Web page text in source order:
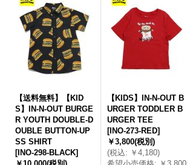
【送料無料】【KID
S】IN-N-OUT BURGE
R YOUTH DOUBLE-D
OUBLE BUTTON-UP
SS SHIRT
[INO-298-BLACK]
【KIDS】IN-N-OUT B
URGER TODDLER B
URGER TEE
[INO-273-RED]
￥3,800(税別)
(税込: ￥4,180)